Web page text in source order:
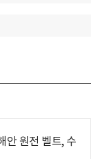
안 원전 벨트, 수